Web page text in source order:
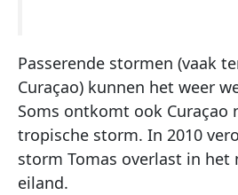
Passerende stormen (vaak
Curaçao) kunnen het weer
Soms ontkomt ook Curaçao
tropische storm. In 2010
storm Tomas overlast in het
eiland.